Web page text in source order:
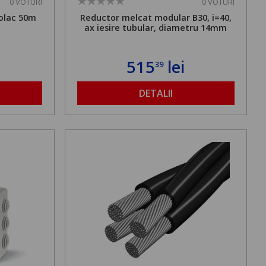
50m
Reductor melcat modular B30, i=40,
ax iesire tubular, diametru 14mm
51539lei
DETALII